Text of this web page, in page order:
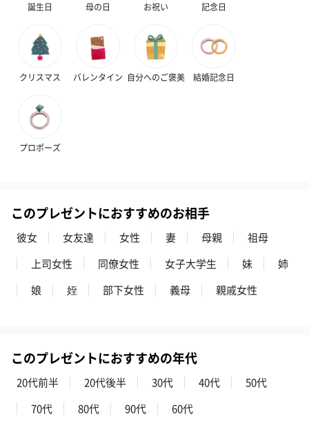
いぶりがっことチーズ
誕生日 母の日 お祝い 記念日
クリスマス バレンタイン 自分へのご褒美 結婚記念日
プロポーズ
このプレゼントにおすすめのお相手
彼女 女友達 女性 妻 母親
祖母
上司女性
同僚女性 女子大学生 妹
姉
娘
姪 部下女性 義母 親戚女性
このプレゼントにおすすめの年代
20代前半 20代後半 30代 40代
50代
70代
80代 90代 60代